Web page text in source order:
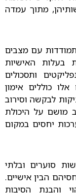
מתוך עמדה
עם מצבים
בעלות האישיות
ותסכולים
כוללים אימון
לבקשה וסירוב
מושם על היכולת
יחסים במקום
סוערים ובלתי
הבין אישיים.
והבנת הסיבות